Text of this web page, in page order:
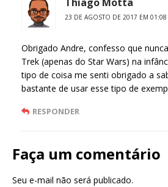
23 DE AGOSTO DE 2017 EM 01:08
Obrigado Andre, confesso que
Trek (apenas do Star Wars) na
tipo de coisa me senti obrigado a
bastante de usar esse tipo de
RESPONDER
Faça um comentário
Seu e-mail não será publicado.